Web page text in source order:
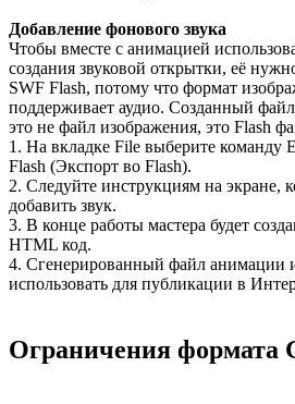
Добавление фонового звука
Чтобы вместе с анимацией
создания звуковой открытки, её
SWF Flash, потому что формат
поддерживает аудио. Созданный
это не файл изображения, это Flash
1. На вкладке File выберите команду
Flash (Экспорт во Flash).
2. Следуйте инструкциям на экране,
добавить звук.
3. В конце работы мастера будет
HTML код.
4. Сгенерированный файл анимации
использовать для публикации в
Ограничения формата